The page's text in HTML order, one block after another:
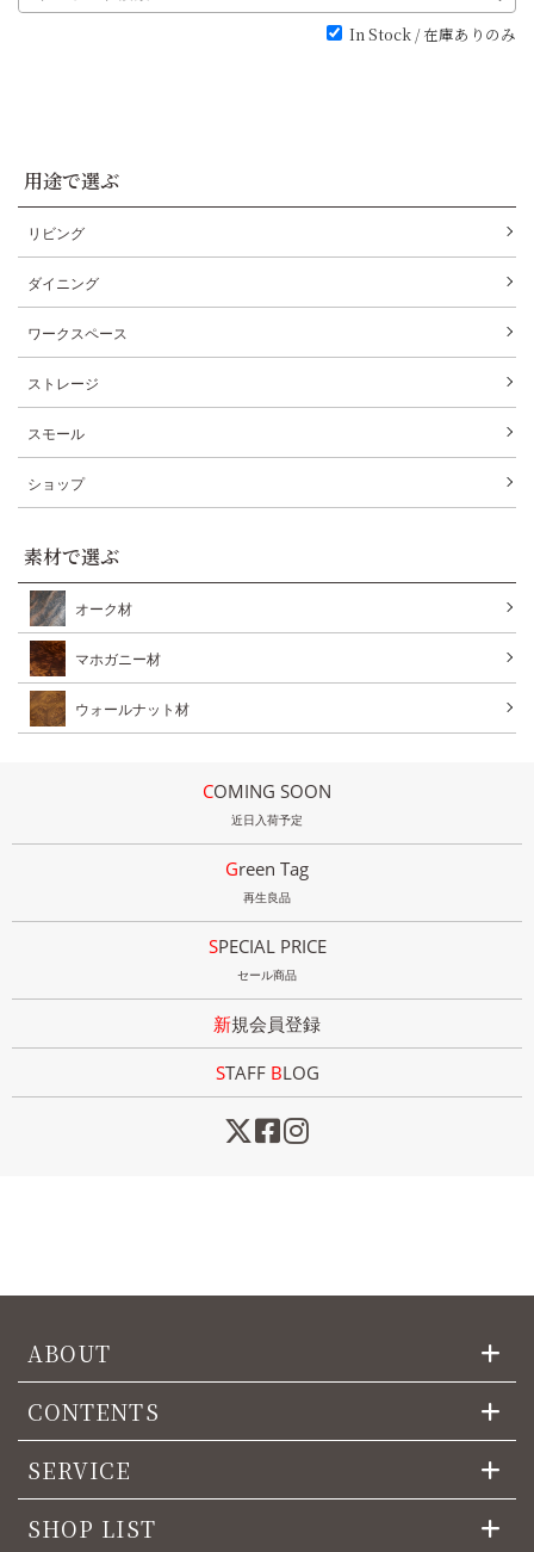
In Stock / 在庫ありのみ
用途で選ぶ
リビング
ダイニング
ワークスペース
ストレージ
スモール
ショップ
素材で選ぶ
オーク材
マホガニー材
ウォールナット材
COMING SOON
近日入荷予定
Green Tag
再生良品
SPECIAL PRICE
セール商品
新規会員登録
STAFF BLOG
ABOUT
CONTENTS
SERVICE
SHOP LIST